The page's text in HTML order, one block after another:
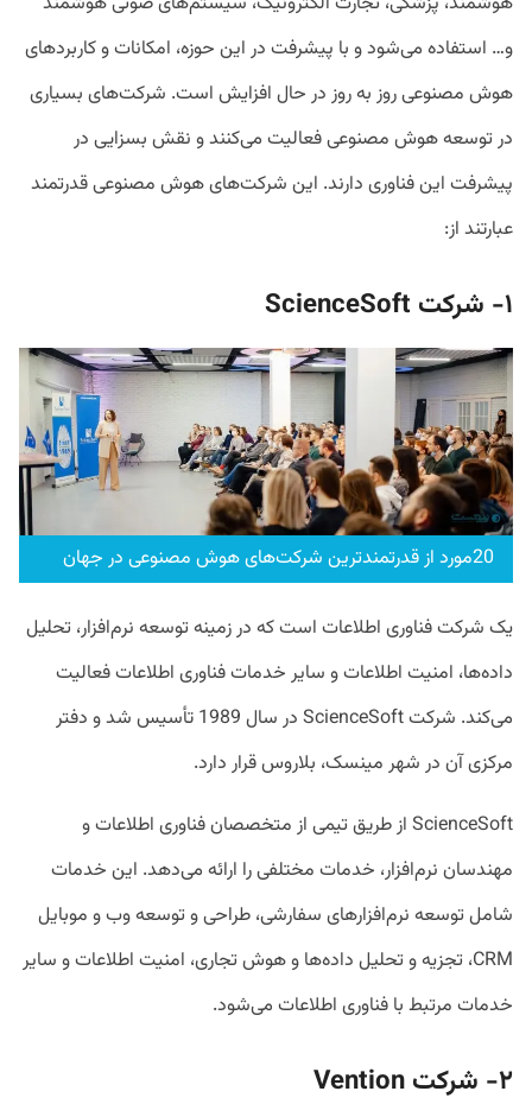
و… استفاده می‌شود و با پیشرفت در این حوزه، امکانات و کاربردهای
هوش مصنوعی روز به روز در حال افزایش است. شرکت‌های بسیاری
در توسعه هوش مصنوعی فعالیت می‌کنند و نقش بسزایی در
پیشرفت این فناوری دارند. این شرکت‌های هوش مصنوعی قدرتمند
عبارتند از:
۱- شرکت ScienceSoft
20مورد از قدرتمندترین شرکت‌های هوش مصنوعی در جهان
یک شرکت فناوری اطلاعات است که در زمینه توسعه نرم‌افزار، تحلیل
داده‌ها، امنیت اطلاعات و سایر خدمات فناوری اطلاعات فعالیت
می‌کند. شرکت ScienceSoft در سال 1989 تأسیس شد و دفتر
مرکزی آن در شهر مینسک، بلاروس قرار دارد.
ScienceSoft از طریق تیمی از متخصصان فناوری اطلاعات و
مهندسان نرم‌افزار، خدمات مختلفی را ارائه می‌دهد. این خدمات
شامل توسعه نرم‌افزارهای سفارشی، طراحی و توسعه وب و موبایل
CRM، تجزیه و تحلیل داده‌ها و هوش تجاری، امنیت اطلاعات و سایر
خدمات مرتبط با فناوری اطلاعات می‌شود.
۲- شرکت